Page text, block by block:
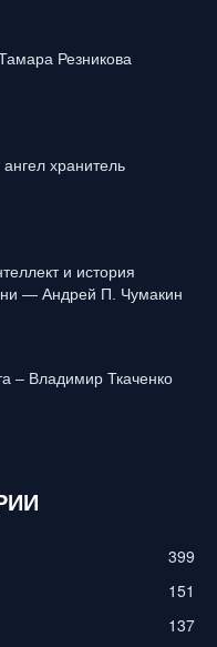
Резникова
хранитель
и история
— Андрей П. Чумакин
– Владимир Ткаченко
399
151
137